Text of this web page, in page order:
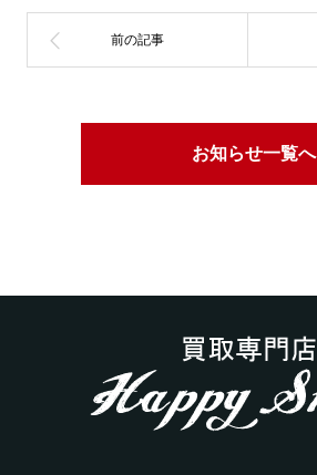
お知らせ一覧へ